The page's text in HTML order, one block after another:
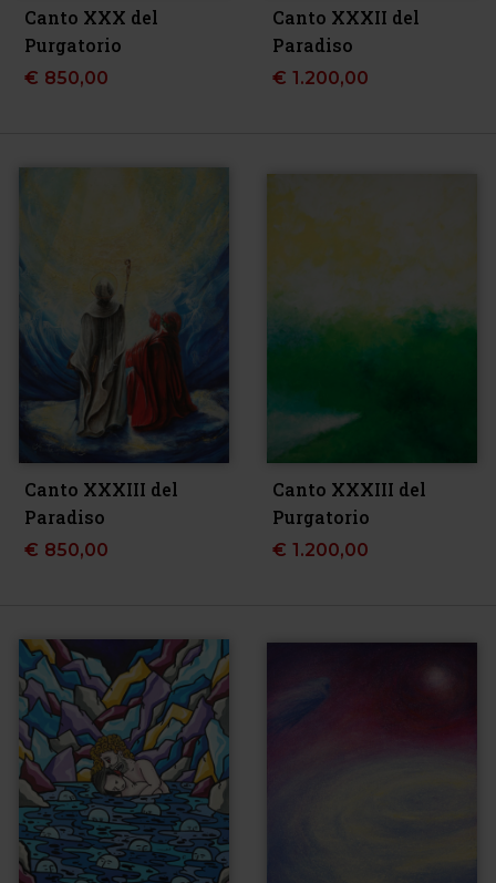
Canto XXX del
Purgatorio
€ 850,00
Canto XXXII del
Paradiso
€ 1.200,00
Canto XXXIII del
Paradiso
€ 850,00
Canto XXXIII del
Purgatorio
€ 1.200,00